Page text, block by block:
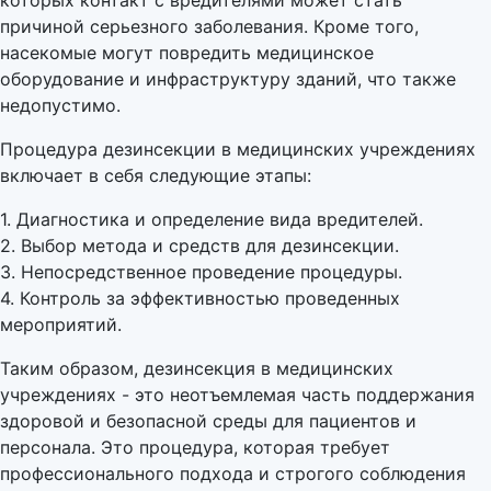
причиной серьезного заболевания. Кроме того,
насекомые могут повредить медицинское
оборудование и инфраструктуру зданий, что также
недопустимо.
Процедура дезинсекции в медицинских учреждениях
включает в себя следующие этапы:
1. Диагностика и определение вида вредителей.
2. Выбор метода и средств для дезинсекции.
3. Непосредственное проведение процедуры.
4. Контроль за эффективностью проведенных
мероприятий.
Таким образом, дезинсекция в медицинских
учреждениях - это неотъемлемая часть поддержания
здоровой и безопасной среды для пациентов и
персонала. Это процедура, которая требует
профессионального подхода и строгого соблюдения